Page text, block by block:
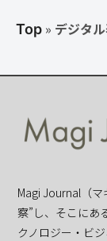
Top » デジタ
Magi Journal（
察”し、そこにあ
クノロジー・ビ